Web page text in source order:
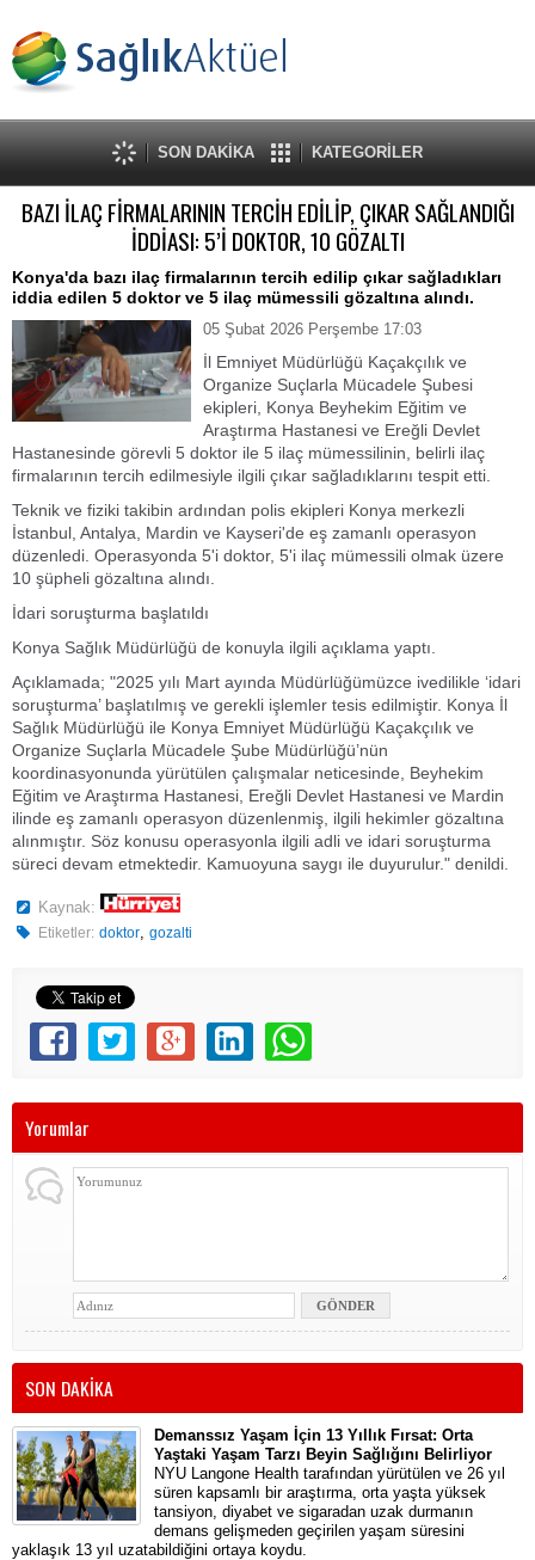
SON DAKİKA KATEGORİLER
BAZI İLAÇ FİRMALARININ TERCİH EDİLİP, ÇIKAR SAĞLANDIĞI
İDDİASI: 5’İ DOKTOR, 10 GÖZALTI
Konya'da bazı ilaç firmalarının tercih edilip çıkar sağladıkları
iddia edilen 5 doktor ve 5 ilaç mümessili gözaltına alındı.
05 Şubat 2026 Perşembe 17:03
İl Emniyet Müdürlüğü Kaçakçılık ve
Organize Suçlarla Mücadele Şubesi
ekipleri, Konya Beyhekim Eğitim ve
Araştırma Hastanesi ve Ereğli Devlet
Hastanesinde görevli 5 doktor ile 5 ilaç mümessilinin, belirli ilaç
firmalarının tercih edilmesiyle ilgili çıkar sağladıklarını tespit etti.
Teknik ve fiziki takibin ardından polis ekipleri Konya merkezli
İstanbul, Antalya, Mardin ve Kayseri'de eş zamanlı operasyon
düzenledi. Operasyonda 5'i doktor, 5'i ilaç mümessili olmak üzere
10 şüpheli gözaltına alındı.
İdari soruşturma başlatıldı
Konya Sağlık Müdürlüğü de konuyla ilgili açıklama yaptı.
Açıklamada; "2025 yılı Mart ayında Müdürlüğümüzce ivedilikle ‘idari
soruşturma’ başlatılmış ve gerekli işlemler tesis edilmiştir. Konya İl
Sağlık Müdürlüğü ile Konya Emniyet Müdürlüğü Kaçakçılık ve
Organize Suçlarla Mücadele Şube Müdürlüğü’nün
koordinasyonunda yürütülen çalışmalar neticesinde, Beyhekim
Eğitim ve Araştırma Hastanesi, Ereğli Devlet Hastanesi ve Mardin
ilinde eş zamanlı operasyon düzenlenmiş, ilgili hekimler gözaltına
alınmıştır. Söz konusu operasyonla ilgili adli ve idari soruşturma
süreci devam etmektedir. Kamuoyuna saygı ile duyurulur." denildi.
Kaynak:
Etiketler: doktor,gozalti
Yorumlar
SON DAKİKA
Demanssız Yaşam İçin 13 Yıllık Fırsat: Orta
Yaştaki Yaşam Tarzı Beyin Sağlığını Belirliyor
NYU Langone Health tarafından yürütülen ve 26 yıl
süren kapsamlı bir araştırma, orta yaşta yüksek
tansiyon, diyabet ve sigaradan uzak durmanın
demans gelişmeden geçirilen yaşam süresini
yaklaşık 13 yıl uzatabildiğini ortaya koydu.